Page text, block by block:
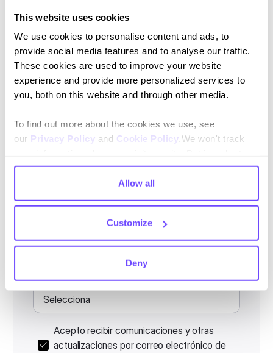
This website uses cookies
We use cookies to personalise content and ads, to
provide social media features and to analyse our traffic.
These cookies are used to improve your website
experience and provide more personalized services to
you, both on this website and through other media.
To find out more about the cookies we use, see
our Privacy Policy and Cookie Policy.We won't track
comply with your preferences, we'll have to use just one
tiny cookie so that you're not asked to make this choice
again.
Allow all
Customize
Deny
déjanos tu número de WhatsApp
Correo electrónico de la empresa
*
dominio de tu empresa o trabajo.
¿Cuántos contactos de clientes gestiona tu
empresa al mes?*
¿Cuál es el uso actual de WhatsApp en tu
Acepto recibir comunicaciones y otras
actualizaciones por correo electrónico de